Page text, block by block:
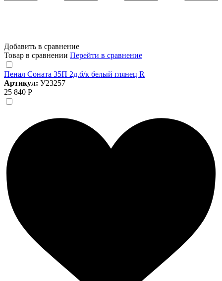
Добавить в сравнение
Товар в сравнении Перейти в сравнение
Пенал Соната 35П 2д.б/к белый глянец R
Артикул: У23257
25 840 Р